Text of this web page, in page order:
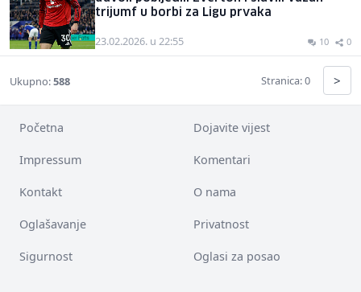
trijumf u borbi za Ligu prvaka
23.02.2026. u 22:55 10 0
Ukupno:588 Stranica: 0 >
Početna Dojavite vijest
Impressum Komentari
Kontakt O nama
Oglašavanje Privatnost
Sigurnost Oglasi za posao